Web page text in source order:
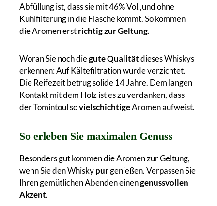
Abfüllung ist, dass sie mit 46% Vol.,und ohne
Kühlfilterung in die Flasche kommt. So kommen
die Aromen erstrichtig zur Geltung.
Woran Sie noch diegute Qualitätdieses Whiskys
erkennen: Auf Kältefiltration wurde verzichtet.
Die Reifezeit betrug solide 14 Jahre. Dem langen
Kontakt mit dem Holz ist es zu verdanken, dass
der Tomintoul sovielschichtigeAromen aufweist.
So erleben Sie maximalen Genuss
Besonders gut kommen die Aromen zur Geltung,
wenn Sie den Whiskypurgenießen. Verpassen Sie
Ihren gemütlichen Abenden einengenussvollen
Akzent.